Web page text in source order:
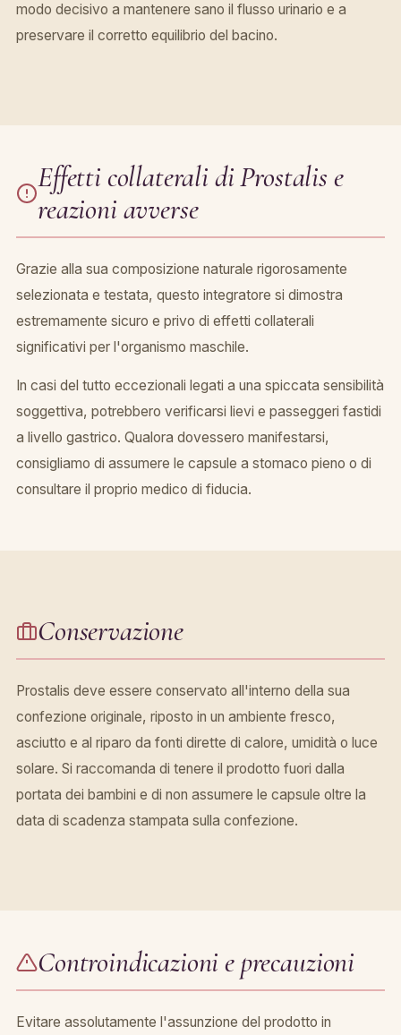
modo decisivo a mantenere sano il flusso urinario e a
preservare il corretto equilibrio del bacino.
Effetti collaterali di Prostalis e
reazioni avverse
Grazie alla sua composizione naturale rigorosamente
selezionata e testata, questo integratore si dimostra
estremamente sicuro e privo di effetti collaterali
significativi per l'organismo maschile.
In casi del tutto eccezionali legati a una spiccata sensibilità
soggettiva, potrebbero verificarsi lievi e passeggeri fastidi
a livello gastrico. Qualora dovessero manifestarsi,
consigliamo di assumere le capsule a stomaco pieno o di
consultare il proprio medico di fiducia.
Conservazione
Prostalis deve essere conservato all'interno della sua
confezione originale, riposto in un ambiente fresco,
asciutto e al riparo da fonti dirette di calore, umidità o luce
solare. Si raccomanda di tenere il prodotto fuori dalla
portata dei bambini e di non assumere le capsule oltre la
data di scadenza stampata sulla confezione.
Controindicazioni e precauzioni
Evitare assolutamente l'assunzione del prodotto in